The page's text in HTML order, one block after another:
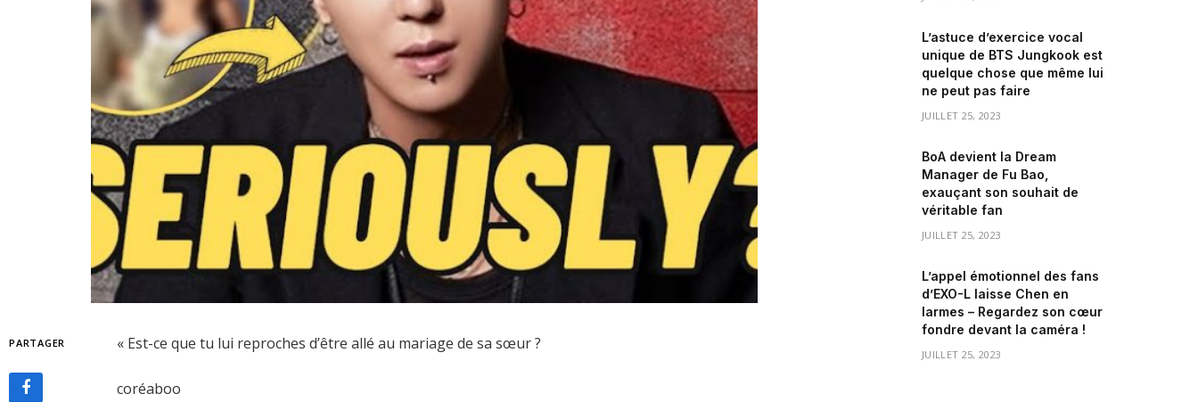
PARTAGER « Est-ce que tu lui reproches d’être allé au mariage de sa sœur ?
coréaboo
L’astuce d’exercice vocal
unique de BTS Jungkook est
quelque chose que même lui
ne peut pas faire
JUILLET 25, 2023
BoA devient la Dream
Manager de Fu Bao,
exauçant son souhait de
véritable fan
JUILLET 25, 2023
L’appel émotionnel des fans
d’EXO-L laisse Chen en
larmes – Regardez son cœur
fondre devant la caméra !
JUILLET 25, 2023